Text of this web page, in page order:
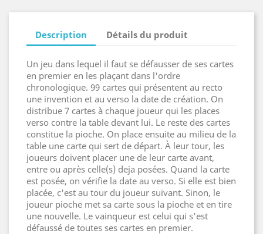
Description Détails du produit
Un jeu dans lequel il faut se défausser de ses cartes
en premier en les plaçant dans l'ordre
chronologique. 99 cartes qui présentent au recto
une invention et au verso la date de création. On
distribue 7 cartes à chaque joueur qui les places
verso contre la table devant lui. Le reste des cartes
constitue la pioche. On place ensuite au milieu de la
table une carte qui sert de départ. À leur tour, les
joueurs doivent placer une de leur carte avant,
entre ou après celle(s) deja posées. Quand la carte
est posée, on vérifie la date au verso. Si elle est bien
placée, c'est au tour du joueur suivant. Sinon, le
joueur pioche met sa carte sous la pioche et en tire
une nouvelle. Le vainqueur est celui qui s'est
défaussé de toutes ses cartes en premier.